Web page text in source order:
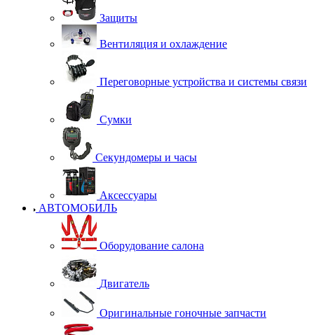
Защиты
Вентиляция и охлаждение
Переговорные устройства и системы связи
Сумки
Секундомеры и часы
Аксессуары
АВТОМОБИЛЬ
Оборудование салона
Двигатель
Оригинальные гоночные запчасти